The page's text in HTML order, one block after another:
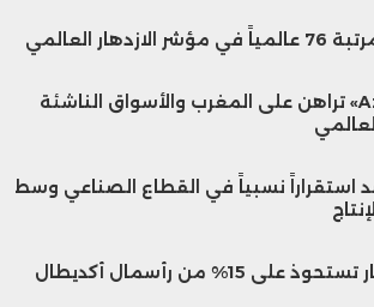
العالمي
«Azimut Holding» تراهن على المغرب والأسواق الناشئة
استقراراً نسبياً في القطاع الصناعي وسط
العربية للاستثمار تستحوذ على 15% من رأسمال أكديطال